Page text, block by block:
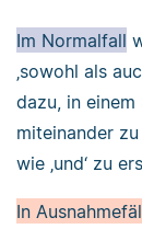
Im Normalfall
‚sowohl als
dazu, in
miteinander
wie ‚und‘ zu
In